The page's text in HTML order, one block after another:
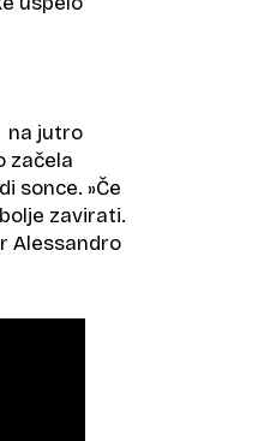
na jutro
začela
sonce. »Če
zavirati.
Alessandro